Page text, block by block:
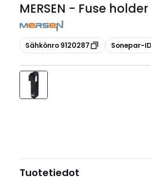
MERSEN - Fuse holder
Kopioi
Sähkönro 9120287 Kopioi
Sonepar-
Tuotetiedot